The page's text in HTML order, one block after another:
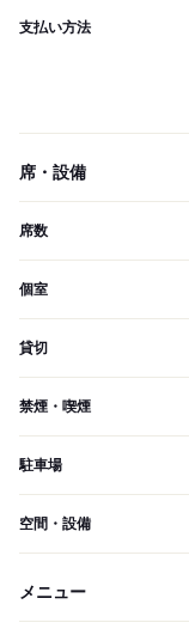
支払い方法
席・設備
席数
個室
貸切
禁煙・喫煙
駐車場
空間・設備
メニュー